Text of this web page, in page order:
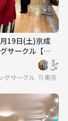
19日(土)京成
サークル【初
サークル『HSDC』🔰
東京